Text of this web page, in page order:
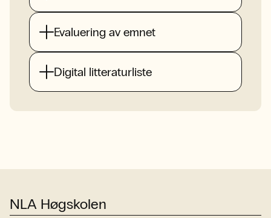
Evaluering av emnet
Digital litteraturliste
NLA Høgskolen